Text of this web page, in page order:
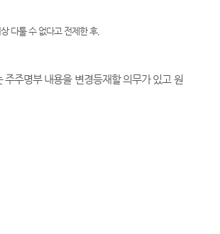
다툴 수 없다고 전제한 후,
주명부 내용을 변경등재할 의무가 있고 원